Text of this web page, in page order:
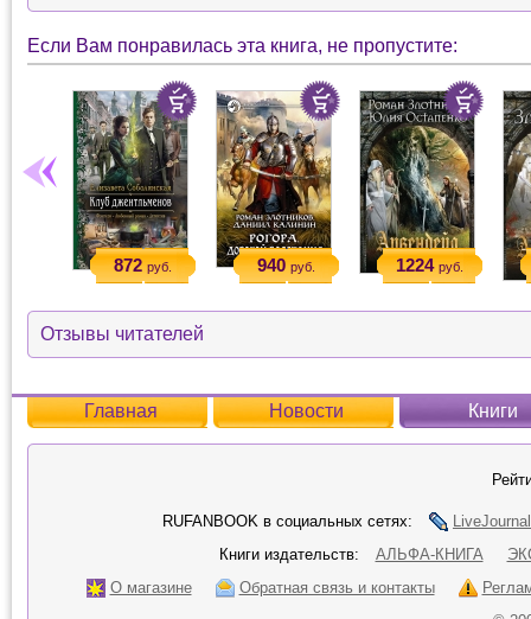
Если Вам понравилась эта книга, не пропустите:
872 руб. 940 руб. 1224 руб.
Отзывы читателей
Главная Новости Книги
RUFANBOOK в социальных сетях:
LiveJournal
Книги издательств:
АЛЬФА-КНИГА
О магазине
Обратная связь и контакты